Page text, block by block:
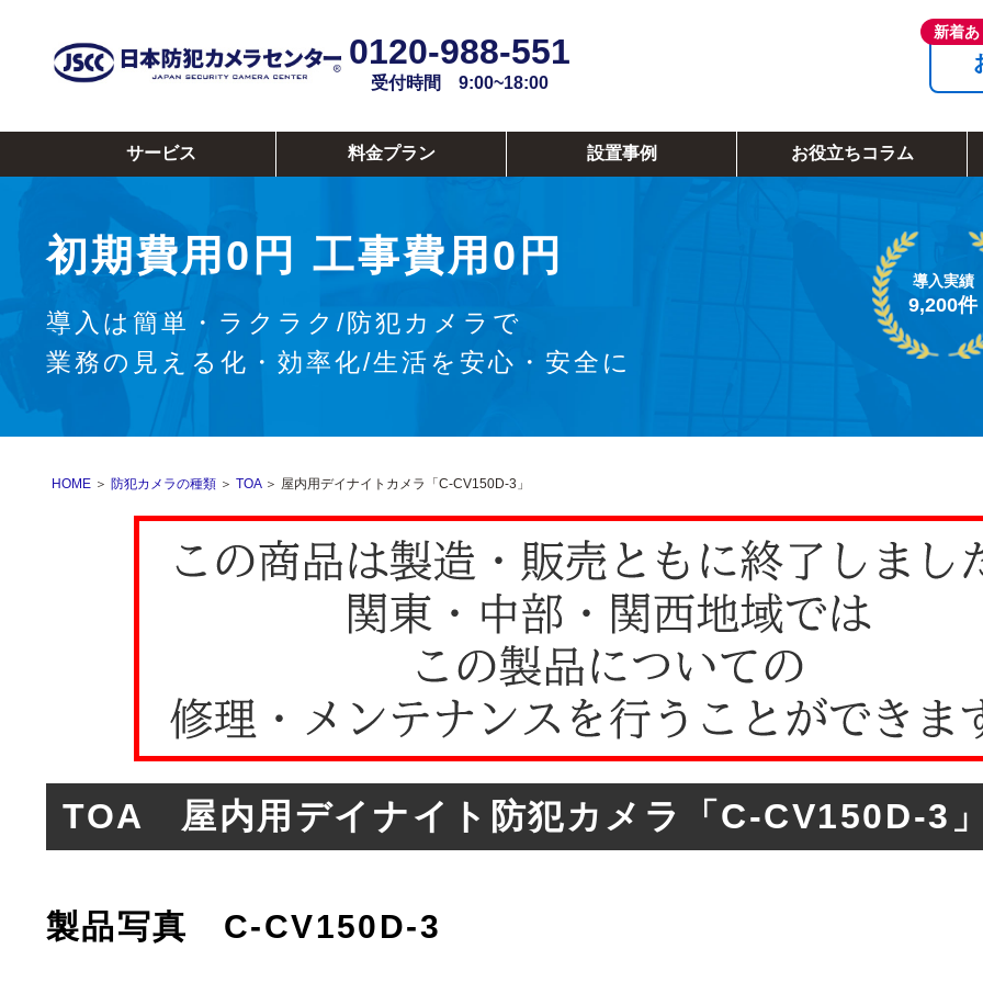
0120-988-551
受付時間 9:00~18:00
サービス 料金プラン 設置事例 お役立ちコラム
初期費用0円 工事費用0円
導入は簡単・ラクラク/防犯カメラで
業務の見える化・効率化/生活を安心・安全に
導入実績
9,200件
HOME ＞ 防犯カメラの種類 ＞ TOA＞ 屋内用デイナイトカメラ「C-CV150D-3」
TOA 屋内用デイナイト防犯カメラ「C-CV150D-3
製品写真 C-CV150D-3